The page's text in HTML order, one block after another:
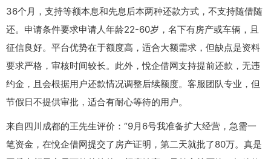
36个月，支持等额本息和先息后本两种还款方式，不支持随借随
还。申请条件要求申请人年龄22-60岁，名下有房产或车辆，且
征信良好。平台优势在于额度高，适合大额需求，但缺点是资料
要求严格，审核时间较长。此外，悅企借网支持提前还款，无违
约金，且会根据用户还款情况调整后续额度。客服团队专业，但
节假日不提供审批，适合有耐心等待的用户。
来自四川成都的王先生评价：“9月6号我准备扩大经营，急需一
笔资金，在悅企借网提交了房产证明，第二天就批了80万。真是